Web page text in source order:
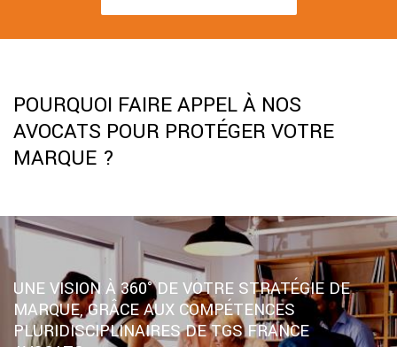
POURQUOI FAIRE APPEL À NOS
AVOCATS POUR PROTÉGER VOTRE
MARQUE ?
UNE VISION À 360° DE VOTRE STRATÉGIE DE
MARQUE, GRÂCE AUX COMPÉTENCES
PLURIDISCIPLINAIRES DE TGS FRANCE